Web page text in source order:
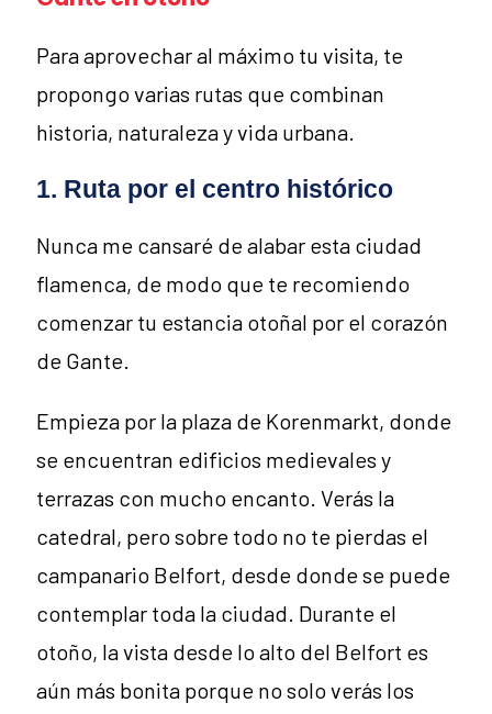
Para aprovechar al máximo tu visita, te
propongo varias rutas que combinan
historia, naturaleza y vida urbana.
1. Ruta por el centro histórico
Nunca me cansaré de alabar esta ciudad
flamenca, de modo que te recomiendo
comenzar tu estancia otoñal por el corazón
de Gante.
Empieza por la plaza de Korenmarkt, donde
se encuentran edificios medievales y
terrazas con mucho encanto. Verás la
catedral, pero sobre todo no te pierdas el
campanario Belfort, desde donde se puede
contemplar toda la ciudad. Durante el
otoño, la vista desde lo alto del Belfort es
aún más bonita porque no solo verás los